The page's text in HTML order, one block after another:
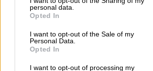
personal data.
Opted In
I want to opt-out of the Sale of my
Personal Data.
Opted In
I want to opt-out of processing my
Για τα προβλήματα γεωργών και
κτηνοτρόφων ενημερώθηκε ο Γιάννης
Καριπίδης
09/08/2026 , 11:07